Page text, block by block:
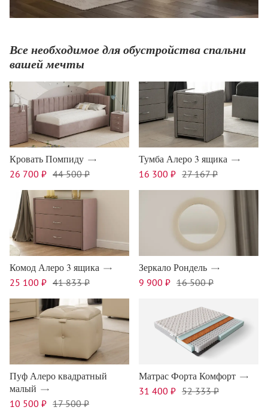
Все необходимое для обустройства спальни
вашей мечты
Кровать Помпиду
26 700 ₽ 44 500 ₽
Тумба Алеро 3 ящика
16 300 ₽ 27 167 ₽
Комод Алеро 3 ящика
25 100 ₽ 41 833 ₽
Зеркало Рондель
9 900 ₽ 16 500 ₽
Пуф Алеро квадратный
малый
10 500 ₽ 17 500 ₽
Матрас Форта Комфорт
31 400 ₽ 52 333 ₽